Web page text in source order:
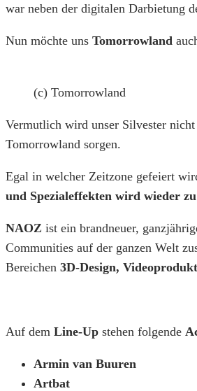
war neben der digitalen Darbietung
Nun möchte uns Tomorrowland
(c) Tomorrowland
Vermutlich wird unser Silvester
Tomorrowland sorgen.
Egal in welcher Zeitzone gefeiert
und Spezialeffekten wird wieder
NAOZ ist ein brandneuer,
Communities auf der ganzen Welt
Bereichen 3D-Design,
Auf dem Line-Up stehen folgende
Armin van Buuren
Artbat